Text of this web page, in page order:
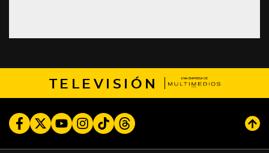
TELEVISIÓN
FacebookTwitterYoutubeInstagram
TikTokThreads